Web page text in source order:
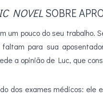
NOVELSOBRE
um pouco do seu trabalho.
para sua
a opinião de Luc, que
dos exames médicos: